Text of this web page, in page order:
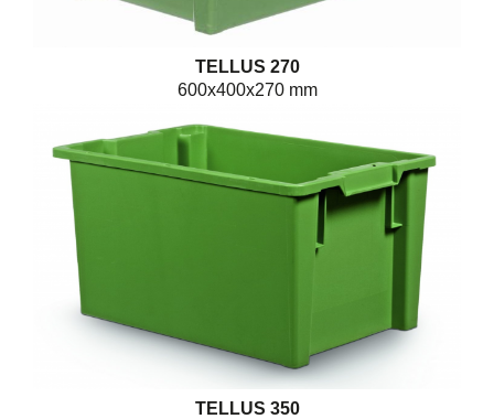
TELLUS 270
600x400x270 mm
TELLUS 350